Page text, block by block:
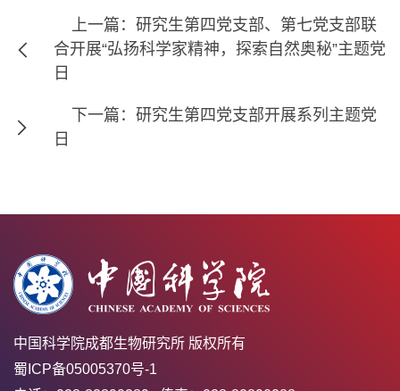
上一篇：研究生第四党支部、第七党支部联
合开展“弘扬科学家精神，探索自然奥秘”主题党
日
下一篇：研究生第四党支部开展系列主题党
日
中国科学院成都生物研究所 版权所有
蜀ICP备05005370号-1